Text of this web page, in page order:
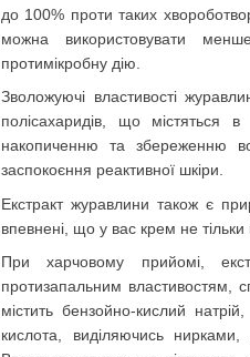
до 100% проти таких
можна використовувати
протимікробну дію
Зволожуючі властивості
полісахаридів, що містяться
накопиченню та збереженню
заспокоєння реактивної шкіри.
Екстракт журавлини також є
впевнені, що у вас крем не
При харчовому прийомі,
протизапальним властивостям,
містить бензойно-кислий
кислота, виділяючись нирками,